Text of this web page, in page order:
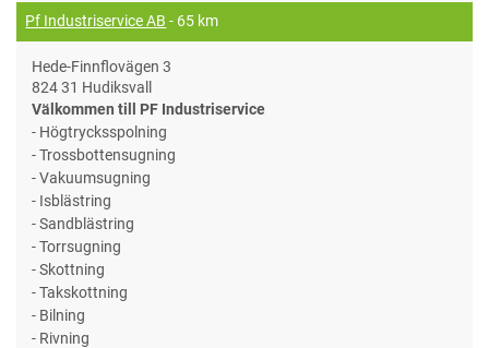
Pf Industriservice AB - 65 km
Hede-Finnflovägen 3
824 31 Hudiksvall
Välkommen till PF Industriservice
- Högtrycksspolning
- Trossbottensugning
- Vakuumsugning
- Isblästring
- Sandblästring
- Torrsugning
- Skottning
- Takskottning
- Bilning
- Rivning